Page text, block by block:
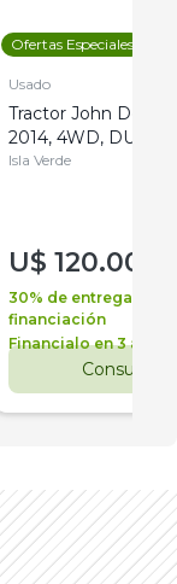
Ofertas Especiales
Usado
Tractor John Deere
2014, 4WD, DUAL
Isla Verde
U$ 120.000
30% de entrega +
financiación
Financialo en 3 años
Consultar